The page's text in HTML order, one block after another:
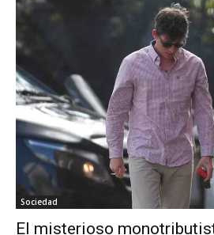
Sociedad
El misterioso